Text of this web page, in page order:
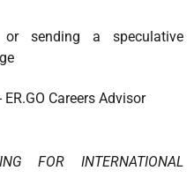
sending a speculative
ER.GO Careers Advisor
FOR INTERNATIONAL